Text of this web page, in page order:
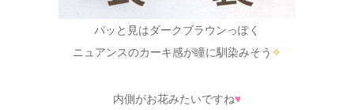
パッと見はダークブラウンっぽく
ニュアンスのカーキ感が瞳に馴染みそう ✧
内側がお花みたいですね♥